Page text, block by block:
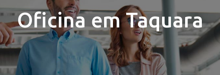
Oficina em Taquara